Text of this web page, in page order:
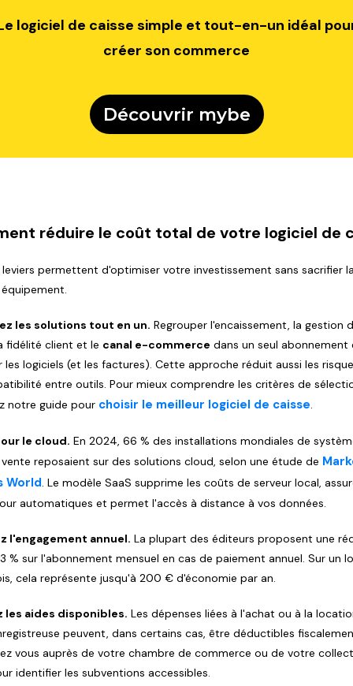
logiciel de caisse simple et tout-en-un idéal
créer son commerce
Découvrir mybe
réduire le coût total de votre logiciel de
leviers permettent d'optimiser votre investissement sans sacrifier
les solutions tout en un. Regrouper l'encaissement, la gestion
fidélité client et le canal e-commerce dans un seul abonnement
les logiciels (et les factures). Cette approche réduit aussi les
entre outils. Pour mieux comprendre les critères de
notre guide pour choisir le meilleur logiciel de caisse
le cloud. En 2024, 66 % des installations mondiales de
reposaient sur des solutions cloud, selon une étude de
World . Le modèle SaaS supprime les coûts de serveur local,
automatiques et permet l'accès à distance à vos données.
l'engagement annuel. La plupart des éditeurs proposent une
% sur l'abonnement mensuel en cas de paiement annuel. Sur un
cela représente jusqu'à 200 € d'économie par an.
les aides disponibles. Les dépenses liées à l'achat ou à la
peuvent, dans certains cas, être déductibles
vous auprès de votre chambre de commerce ou de votre
identifier les subventions accessibles.